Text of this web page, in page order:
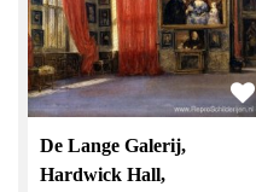
De Lange Galerij,
Hardwick Hall,